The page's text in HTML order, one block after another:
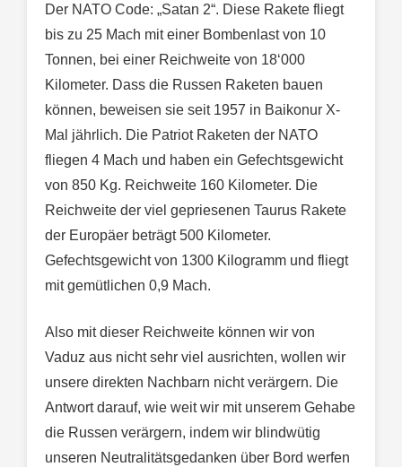
Der NATO Code: „Satan 2“. Diese Rakete fliegt
bis zu 25 Mach mit einer Bombenlast von 10
Tonnen, bei einer Reichweite von 18‘000
Kilometer. Dass die Russen Raketen bauen
können, beweisen sie seit 1957 in Baikonur X-
Mal jährlich. Die Patriot Raketen der NATO
fliegen 4 Mach und haben ein Gefechtsgewicht
von 850 Kg. Reichweite 160 Kilometer. Die
Reichweite der viel gepriesenen Taurus Rakete
der Europäer beträgt 500 Kilometer.
Gefechtsgewicht von 1300 Kilogramm und fliegt
mit gemütlichen 0,9 Mach.
Also mit dieser Reichweite können wir von
Vaduz aus nicht sehr viel ausrichten, wollen wir
unsere direkten Nachbarn nicht verärgern. Die
Antwort darauf, wie weit wir mit unserem Gehabe
die Russen verärgern, indem wir blindwütig
unseren Neutralitätsgedanken über Bord werfen